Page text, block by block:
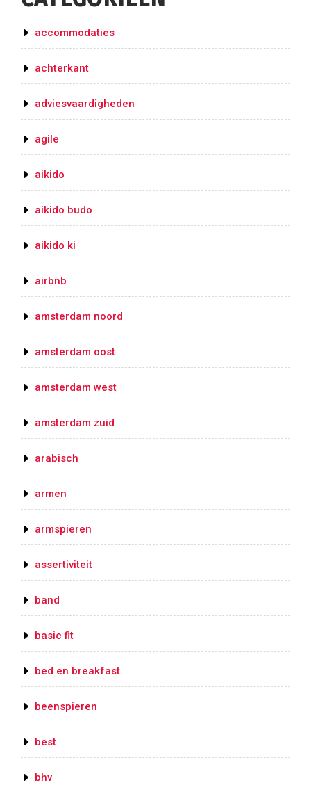
accommodaties
achterkant
adviesvaardigheden
agile
aikido
aikido budo
aikido ki
airbnb
amsterdam noord
amsterdam oost
amsterdam west
amsterdam zuid
arabisch
armen
armspieren
assertiviteit
band
basic fit
bed en breakfast
beenspieren
best
bhv